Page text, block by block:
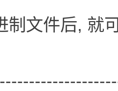
制文件后, 就